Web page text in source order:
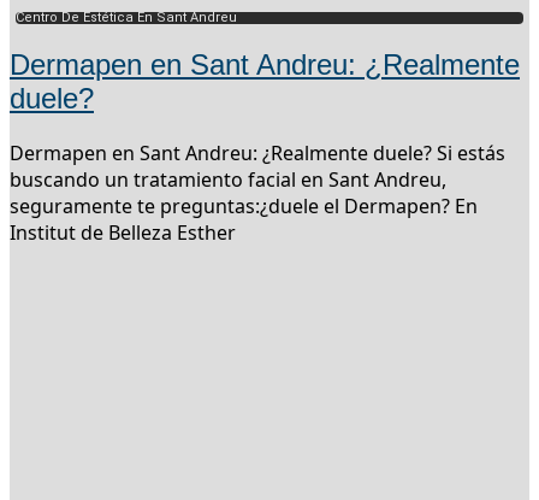
Centro De Estética En Sant Andreu
Dermapen en Sant Andreu: ¿Realmente
duele?
Dermapen en Sant Andreu: ¿Realmente duele? Si estás
buscando un tratamiento facial en Sant Andreu,
seguramente te preguntas:¿duele el Dermapen? En
Institut de Belleza Esther